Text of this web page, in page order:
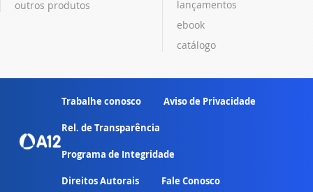
outros produtos
lançamentos
ebook
catálogo
Trabalhe conosco Aviso de Privacidade
Rel. de Transparência
Programa de Integridade
Direitos Autorais Fale Conosco